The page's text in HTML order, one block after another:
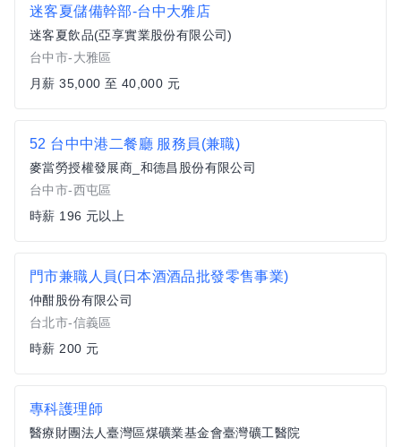
迷客夏儲備幹部-台中大雅店
迷客夏飲品(亞享實業股份有限公司)
台中市-大雅區
月薪 35,000 至 40,000 元
52 台中中港二餐廳 服務員(兼職)
麥當勞授權發展商_和德昌股份有限公司
台中市-西屯區
時薪 196 元以上
門市兼職人員(日本酒酒品批發零售事業)
仲酣股份有限公司
台北市-信義區
時薪 200 元
專科護理師
醫療財團法人臺灣區煤礦業基金會臺灣礦工醫院